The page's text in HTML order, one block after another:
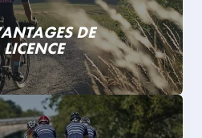
DE